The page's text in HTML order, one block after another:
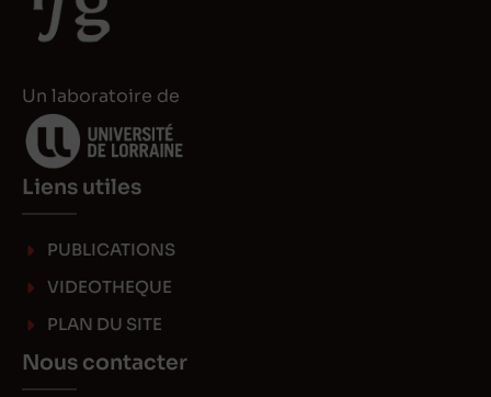
Un laboratoire de
Liens utiles
PUBLICATIONS
VIDEOTHEQUE
PLAN DU SITE
Nous contacter